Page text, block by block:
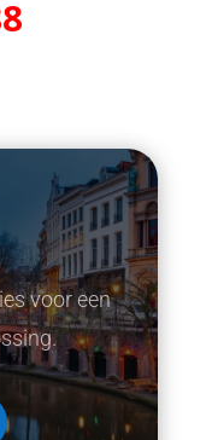
voor een